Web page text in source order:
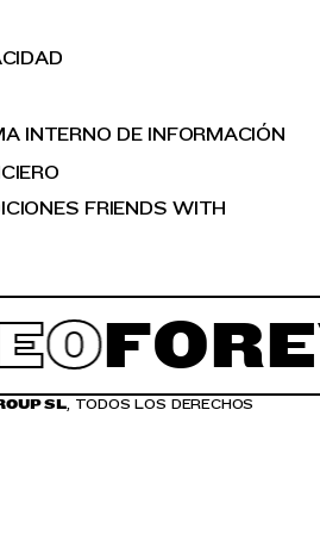
INTERNO DE INFORMACIÓN
FRIENDS WITH
SL, TODOS LOS DERECHOS